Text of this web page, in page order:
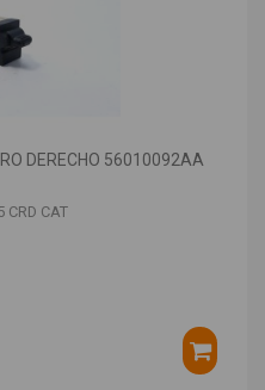
DERECHO 56010092AA
CRD CAT